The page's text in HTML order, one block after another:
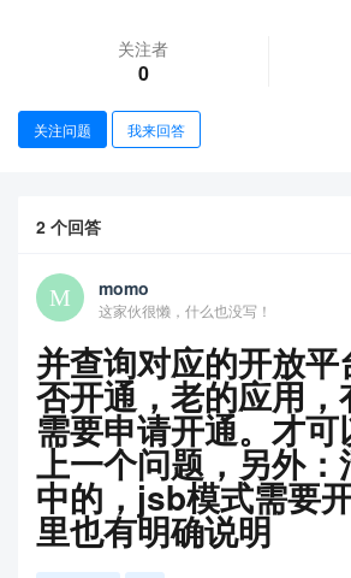
查看更多
关注者
0
关注问题 我来回答
2 个回答
momo
这家伙很懒，什么也没写！
并查询对应的开放平
否开通，老的应用，
需要申请开通。才可
上一个问题，另外：
中的，jsb模式需要
里也有明确说明